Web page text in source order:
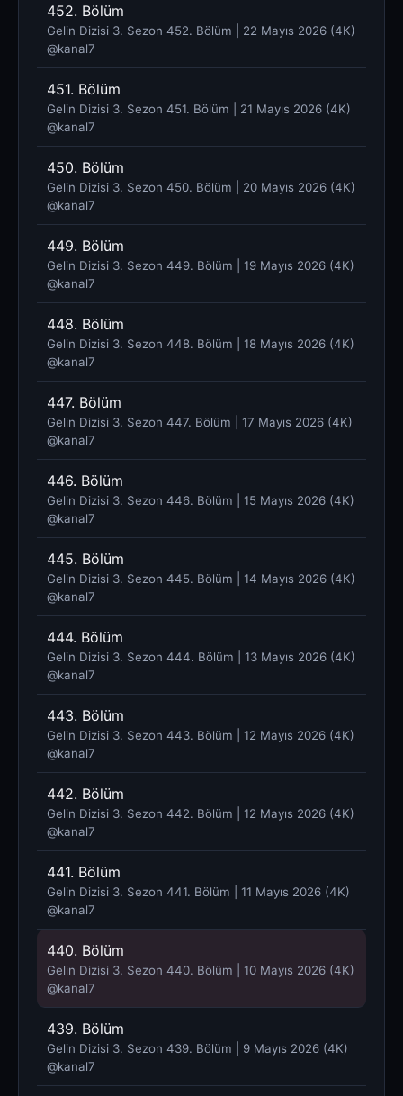
452. Bölüm
Gelin Dizisi 3. Sezon 452. Bölüm | 22 Mayıs 2026 (4K)
@kanal7 ​
451. Bölüm
Gelin Dizisi 3. Sezon 451. Bölüm | 21 Mayıs 2026 (4K)
@kanal7 ​
450. Bölüm
Gelin Dizisi 3. Sezon 450. Bölüm | 20 Mayıs 2026 (4K)
@kanal7 ​
449. Bölüm
Gelin Dizisi 3. Sezon 449. Bölüm | 19 Mayıs 2026 (4K)
@kanal7 ​
448. Bölüm
Gelin Dizisi 3. Sezon 448. Bölüm | 18 Mayıs 2026 (4K)
@kanal7 ​
447. Bölüm
Gelin Dizisi 3. Sezon 447. Bölüm | 17 Mayıs 2026 (4K)
@kanal7 ​
446. Bölüm
Gelin Dizisi 3. Sezon 446. Bölüm | 15 Mayıs 2026 (4K)
@kanal7 ​
445. Bölüm
Gelin Dizisi 3. Sezon 445. Bölüm | 14 Mayıs 2026 (4K)
@kanal7 ​
444. Bölüm
Gelin Dizisi 3. Sezon 444. Bölüm | 13 Mayıs 2026 (4K)
@kanal7 ​
443. Bölüm
Gelin Dizisi 3. Sezon 443. Bölüm | 12 Mayıs 2026 (4K)
@kanal7 ​
442. Bölüm
Gelin Dizisi 3. Sezon 442. Bölüm | 12 Mayıs 2026 (4K)
@kanal7 ​
441. Bölüm
Gelin Dizisi 3. Sezon 441. Bölüm | 11 Mayıs 2026 (4K)
@kanal7 ​
440. Bölüm
Gelin Dizisi 3. Sezon 440. Bölüm | 10 Mayıs 2026 (4K)
@kanal7 ​
439. Bölüm
Gelin Dizisi 3. Sezon 439. Bölüm | 9 Mayıs 2026 (4K)
@kanal7 ​